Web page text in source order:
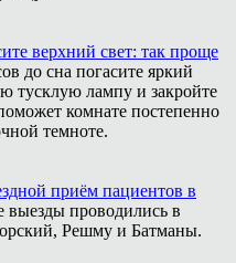
верхний свет: так проще
до сна погасите яркий
тусклую лампу и закройте
комнате постепенно
темноте.
приём пациентов в
выезды проводились в
Решму и Батманы.